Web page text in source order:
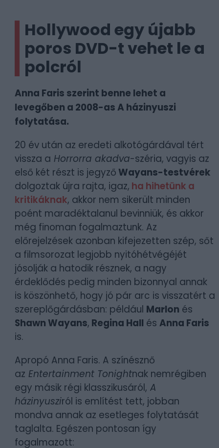
Hollywood egy újabb
poros DVD-t vehet le a
polcról
Anna Faris szerint benne lehet a
levegőben a 2008-as A házinyuszi
folytatása.
20 év után az eredeti alkotógárdával tért
vissza a Horrorra akadva-széria, vagyis az
első két részt is jegyzőWayans-testvérek
dolgoztak újra rajta, igaz, ha hihetünk a
kritikáknak, akkor nem sikerült minden
poént maradéktalanul bevinniük, és akkor
még finoman fogalmaztunk. Az
előrejelzések azonban kifejezetten szép, sőt
a filmsorozat legjobb nyitóhétvégéjét
jósolják a hatodik résznek, a nagy
érdeklődés pedig minden bizonnyal annak
is köszönhető, hogy jó pár arc is visszatért a
szereplőgárdásban: például Marlon és
Shawn Wayans, Regina Hall és Anna Faris
is.
Apropó Anna Faris. A színésznő
az Entertainment Tonightnak nemrégiben
egy másik régi klasszikusáról, A
házinyusziról is említést tett, jobban
mondva annak az esetleges folytatását
taglalta. Egészen pontosan így
fogalmazott: